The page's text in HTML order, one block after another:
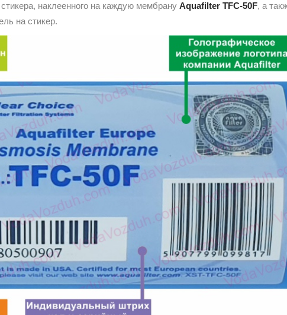
наклеенного на каждую мембрану Aquafilter TFC-50F, а
на стикер.